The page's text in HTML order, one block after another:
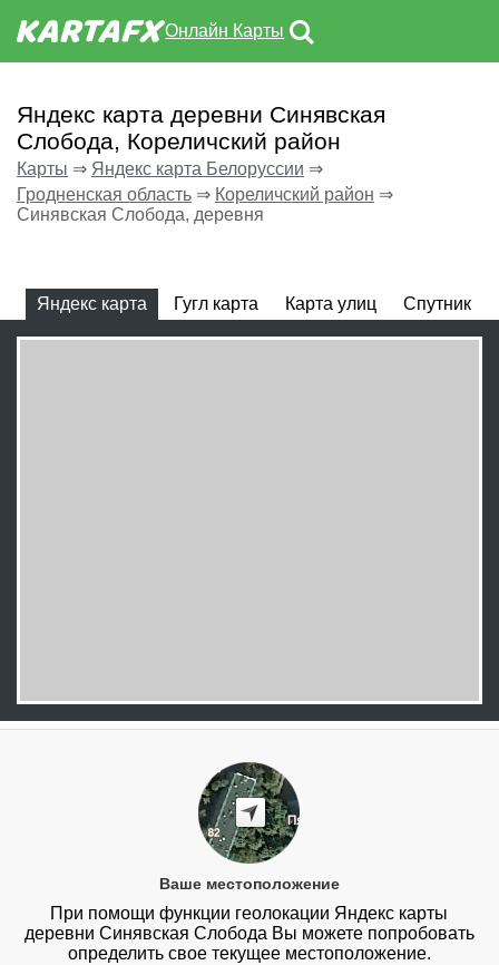
Онлайн Карты
Яндекс карта деревни Синявская
Слобода, Кореличский район
Карты ⇒ Яндекс карта Белоруссии ⇒
Гродненская область ⇒ Кореличский район ⇒
Синявская Слобода, деревня
Яндекс карта Гугл карта Карта улиц Спутник
Ваше местоположение
При помощи функции геолокации Яндекс карты
деревни Синявская Слобода Вы можете попробовать
определить свое текущее местоположение.